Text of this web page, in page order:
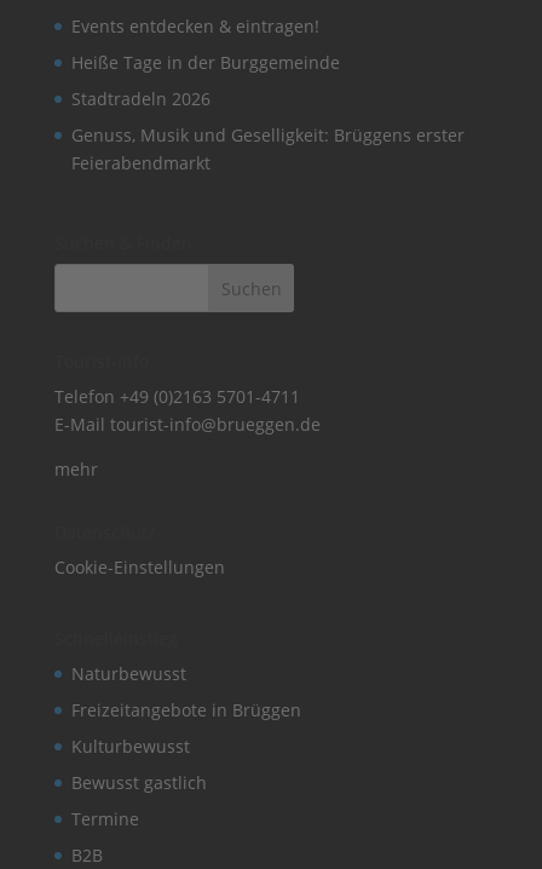
Events entdecken & eintragen!
Heiße Tage in der Burggemeinde
Stadtradeln 2026
Genuss, Musik und Geselligkeit: Brüggens erster
Feierabendmarkt
Telefon +49 (0)2163 5701-4711
E-Mail tourist-info@brueggen.de
mehr
Cookie-Einstellungen
Naturbewusst
Freizeitangebote in Brüggen
Kulturbewusst
Bewusst gastlich
Termine
B2B